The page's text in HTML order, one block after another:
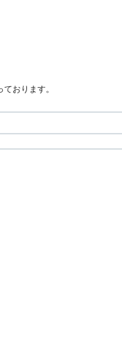
おります。